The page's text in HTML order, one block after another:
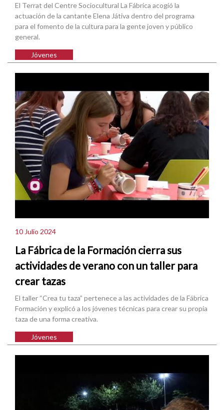
El Terrat del Centre Sociocultural La Fábrica acogió la
actuación de la cantante Elena Játiva dentro del programa
para el fomento de la cultura para la gente joven y público
general.
Jóvenes
10 Julio 2024
La Fábrica de la Formación cierra sus
actividades de verano con un taller para
crear tazas
El taller “Crea tu taza” pertenece a las actividades de la Fábrica
Formación y explicó a los jóvenes técnicas para crear su propia
taza de una forma creativa.
Jóvenes